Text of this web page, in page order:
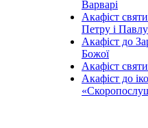
Варварі
Акафіст
Петру і Павлу
Акафіст до
Божої
Акафіст
Акафіст до